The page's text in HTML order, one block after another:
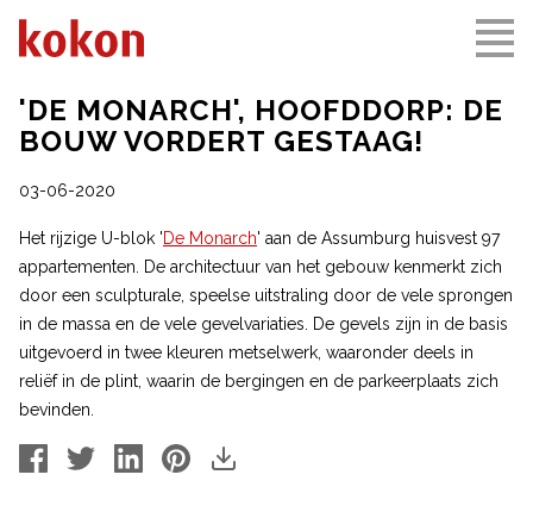
'DE MONARCH', HOOFDDORP: DE
BOUW VORDERT GESTAAG!
03-06-2020
Het rijzige U-blok 'De Monarch' aan de Assumburg huisvest 97
appartementen. De architectuur van het gebouw kenmerkt zich
door een sculpturale, speelse uitstraling door de vele sprongen
in de massa en de vele gevelvariaties. De gevels zijn in de basis
uitgevoerd in twee kleuren metselwerk, waaronder deels in
reliëf in de plint, waarin de bergingen en de parkeerplaats zich
bevinden.